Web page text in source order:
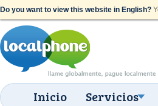
Do you want to view this website in English?
Inicio Servicios